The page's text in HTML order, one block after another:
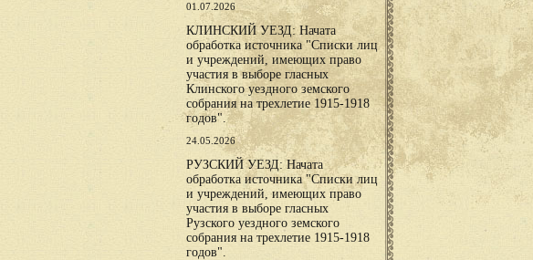
01.07.2026
КЛИНСКИЙ УЕЗД: Начата
обработка источника "Списки лиц
и учреждений, имеющих право
участия в выборе гласных
Клинского уездного земского
собрания на трехлетие 1915-1918
годов".
24.05.2026
РУЗСКИЙ УЕЗД: Начата
обработка источника "Списки лиц
и учреждений, имеющих право
участия в выборе гласных
Рузского уездного земского
собрания на трехлетие 1915-1918
годов".